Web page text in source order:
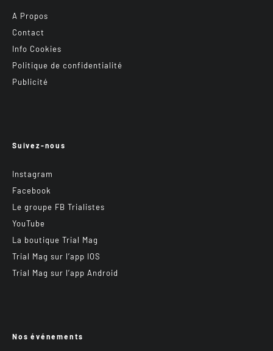
A Propos
Contact
Info Cookies
Politique de confidentialité
Publicité
Suivez-nous
Instagram
Facebook
Le groupe FB Trialistes
YouTube
La boutique Trial Mag
Trial Mag sur l’app IOS
Trial Mag sur l’app Android
Nos événements